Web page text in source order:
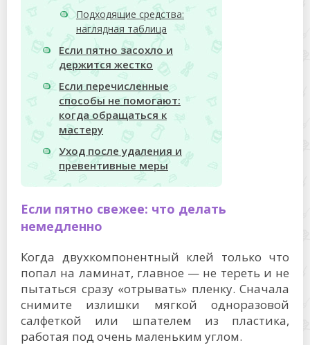
Подходящие средства:
наглядная таблица
Если пятно засохло и
держится жестко
Если перечисленные
способы не помогают:
когда обращаться к
мастеру
Уход после удаления и
превентивные меры
Если пятно свежее: что делать
немедленно
Когда двухкомпонентный клей только что
попал на ламинат, главное — не тереть и не
пытаться сразу «отрывать» пленку. Сначала
снимите излишки мягкой одноразовой
салфеткой или шпателем из пластика,
работая под очень маленьким углом.